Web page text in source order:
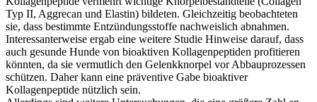
Typ II, Aggrecan und Elastin) bildeten. Gleichzeitig beobachteten
sie, dass bestimmte Entzündungsstoffe nachweislich abnahmen.
Interessanterweise ergab eine weitere Studie Hinweise darauf, dass
auch gesunde Hunde von bioaktiven Kollagenpeptiden profitieren
könnten, da sie vermutlich den Gelenkknorpel vor Abbauprozessen
schützen. Daher kann eine präventive Gabe bioaktiver
Kollagenpeptide nützlich sein.